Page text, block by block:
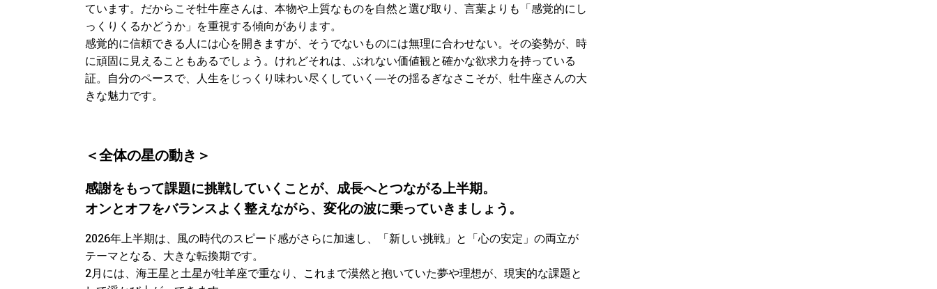
ています。だからこそ牡牛座さんは、本物や上質なものを自然と選び取り、言葉よりも「感覚的にし
っくりくるかどうか」を重視する傾向があります。
感覚的に信頼できる人には心を開きますが、そうでないものには無理に合わせない。その姿勢が、時
に頑固に見えることもあるでしょう。けれどそれは、ぶれない価値観と確かな欲求力を持っている
証。自分のペースで、人生をじっくり味わい尽くしていく―その揺るぎなさこそが、牡牛座さんの大
きな魅力です。
＜全体の星の動き＞
感謝をもって課題に挑戦していくことが、成長へとつながる上半期。
オンとオフをバランスよく整えながら、変化の波に乗っていきましょう。
2026年上半期は、風の時代のスピード感がさらに加速し、「新しい挑戦」と「心の安定」の両立が
テーマとなる、大きな転換期です。
2月には、海王星と土星が牡羊座で重なり、これまで漠然と抱いていた夢や理想が、現実的な課題と